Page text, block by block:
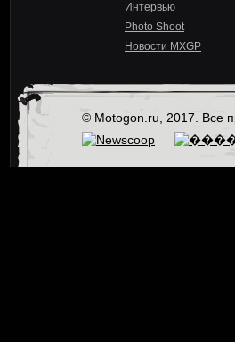
Интервью
Photo Shoot
Новости MXGP
© Motogon.ru, 2017. Все